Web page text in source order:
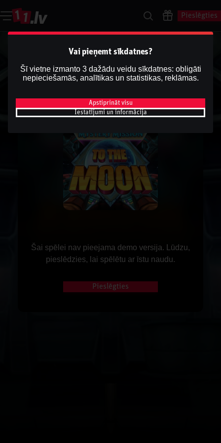
Pieslēgties
Šai spēlei nav pieejama demo versija. Lūdzu,
pieslēdzies, lai spēlētu ar īstu naudu.
Pieslēgties
Vai pieņemt sīkdatnes?
Šī vietne izmanto 3 dažādu veidu sīkdatnes: obligāti
nepieciešamās, analītikas un statistikas, reklāmas.
Apstiprināt visu
Iestatījumi un informācija